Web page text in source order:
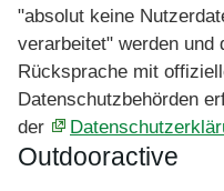
"absolut keine
verarbeitet" werden und
Rücksprache mit
Datenschutzbehörden
der
Outdooractive